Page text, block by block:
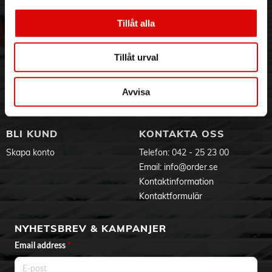
Tillåt alla
Tillåt urval
Avvisa
Driftposition: H45 [ h45]
Nominell livslängd (nom): 5000 h
Nominell livslängd (timmar): 5000 h
Styrenheter och dimring
Lampform: BR125
Krav på armaturdesign
Lampans temperatur (max): 250 °C
Produktdata
Om oss
Hållbarhet
Jobba hos oss
Service & Support
Ansökan om RMA
Godsefterlysning & Felleverans
Integritetspolicy
Om cookies
BLI KUND
Skapa konto
KONTAKTA OSS
Telefon: 042 - 25 23 00
Email: info@order.se
Kontaktinformation
Kontaktformulär
NYHETSBREV & KAMPANJER
Email address *